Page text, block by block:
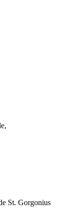
St. Gorgonius